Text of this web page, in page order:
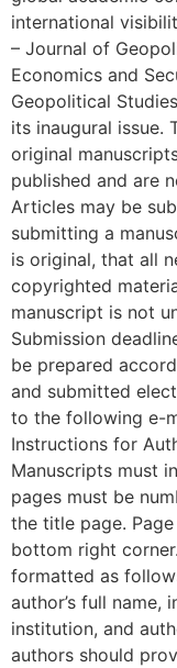
international
– Journal of
Economics and
Geopolitical
its inaugural issue.
original
published and are
Articles may be
submitting a
is original, that all
copyrighted
manuscript is not
Submission
be prepared
and submitted
to the following e-
Instructions for
Manuscripts must
pages must be
the title page.
bottom right
formatted as
author’s full
institution, and
authors should